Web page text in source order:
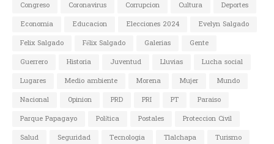
Congreso
Coronavirus Corrupcion Cultura
Deportes
Economia
Educacion Elecciones 2024
Evelyn Salgado
Felix Salgado
Félix Salgado Galerias
Gente
Guerrero
Historia Juventud Lluvias
Lucha social
Lugares
Medio ambiente Morena Mujer
Mundo
Nacional
Opinion PRD PRI PT
Paraiso
Parque Papagayo
Política Postales
Proteccion Civil
Salud
Seguridad Tecnologia Tlalchapa
Turismo